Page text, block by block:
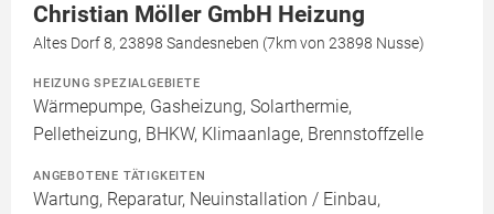
Christian Möller GmbH Heizung
Altes Dorf 8, 23898 Sandesneben (7km von 23898 Nusse)
HEIZUNG SPEZIALGEBIETE
Wärmepumpe, Gasheizung, Solarthermie,
Pelletheizung, BHKW, Klimaanlage, Brennstoffzelle
ANGEBOTENE TÄTIGKEITEN
Wartung, Reparatur, Neuinstallation / Einbau,